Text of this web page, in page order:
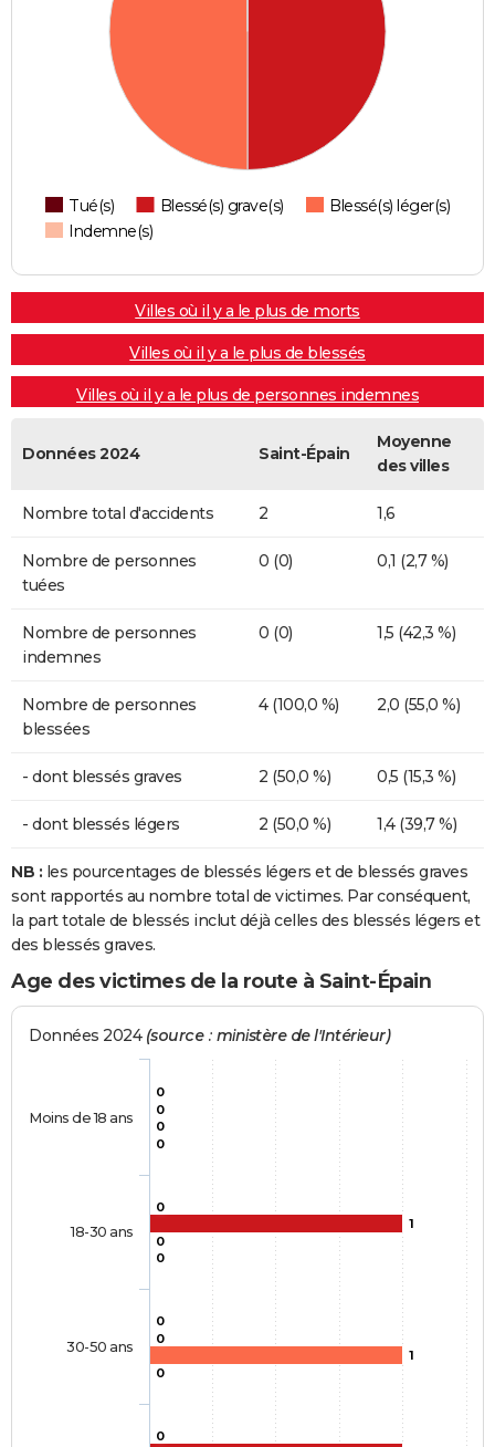
Tué(s) Blessé(s) grave(s)
Blessé(s) léger(s)
Indemne(s)
Villes où il y a le plus de morts
Villes où il y a le plus de blessés
Villes où il y a le plus de personnes indemnes
Données 2024 Saint-Épain
Moyenne
des villes
Nombre total d'accidents 2 1,6
Nombre de personnes
tuées
0 (0) 0,1 (2,7 %)
Nombre de personnes
indemnes
0 (0) 1,5 (42,3 %)
Nombre de personnes
blessées
4 (100,0 %) 2,0 (55,0 %)
- dont blessés graves 2 (50,0 %) 0,5 (15,3 %)
- dont blessés légers 2 (50,0 %) 1,4 (39,7 %)
NB : les pourcentages de blessés légers et de blessés graves
sont rapportés au nombre total de victimes. Par conséquent,
la part totale de blessés inclut déjà celles des blessés légers et
des blessés graves.
Age des victimes de la route à Saint-Épain
Données 2024 (source : ministère de l'Intérieur)
0
0
0
0
0
1
0
0
0
1
0
0
0
Moins de 18 ans
18-30 ans
30-50 ans